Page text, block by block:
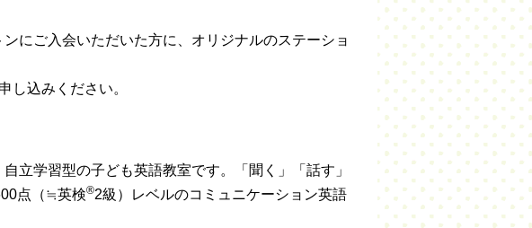
にご入会いただいた方に、オリジナルのステーショ
し込みください。
立学習型の子ども英語教室です。「聞く」「話す」
点（≒英検®2級）レベルのコミュニケーション英語